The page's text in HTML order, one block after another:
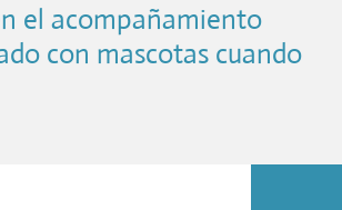
el acompañamiento
con mascotas cuando